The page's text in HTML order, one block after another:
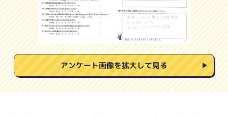
アンケート画像を拡大して見る